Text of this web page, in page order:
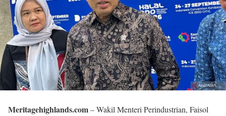
Meritagehighlands.com– Wakil Menteri Perindustrian, Faisol